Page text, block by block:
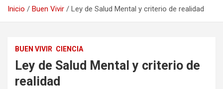
Inicio Buen Vivir Ley de Salud Mental y criterio de realidad
BUEN VIVIR CIENCIA
Ley de Salud Mental y criterio de
realidad